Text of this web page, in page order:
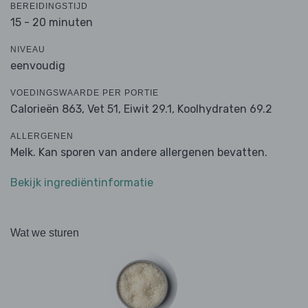
BEREIDINGSTIJD
15 - 20 minuten
NIVEAU
eenvoudig
VOEDINGSWAARDE PER PORTIE
Calorieën 863, Vet 51, Eiwit 29.1, Koolhydraten 69.2
ALLERGENEN
Melk. Kan sporen van andere allergenen bevatten.
Bekijk ingrediëntinformatie
Wat we sturen